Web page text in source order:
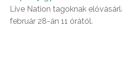
Live Nation tagoknak
február 28-án 11 órától.